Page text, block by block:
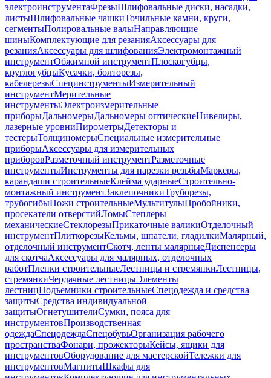
электроинструментаФрезыШлифовальные диски, насадки,
листыШлифовальные чашкиТочильные камни, круги,
сегментыПолировальные валыНаправляющие
шиныКомплектующие для резанияАксессуары для
резанияАксессуары для шлифованияЭлектромонтажный
инструментОбжимной инструментПлоскогубцы,
круглогубцыКусачки, болторезы,
кабелерезыСпецинструментыИзмерительный
инструментМерительные
инструментыЭлектроизмерительные
приборыДальномерыДальномеры оптическиеНивелиры,
лазерные уровниПирометрыДетекторы и
тестерыТолщиномерыСпециальные измерительные
приборыАксессуары для измерительных
приборовРазметочный инструментРазметочные
инструментыИнструменты для нарезки резьбыМаркеры,
карандаши строительныеКлейма ударныеСтроительно-
монтажный инструментЗаклепочникиТруборезы,
трубогибыНожи строительныеМультитулыПробойники,
просекатели отверстийЛомыСтеплеры
механическиеСтеклорезыПрикаточные валикиОтделочный
инструментПлиткорезыКельмы, шпатели, гладилкиМалярный,
отделочный инструментСкотч, ленты малярныеДиспенсеры
для скотчаАксессуары для малярных, отделочных
работПленки строительныеЛестницы и стремянкиЛестницы,
стремянкиЧердачные лестницыЭлементы
лестницПодъемники строительныеСпецодежда и средства
защитыСредства индивидуальной
защитыОгнетушителиСумки, пояса для
инструментовПроизводственная
одеждаСпецодеждаСпецобувьОрганизация рабочего
пространстваФонари, прожекторыКейсы, ящики для
инструментовОборудование для мастерскойТележки для
инструментовМагнитыШкафы для